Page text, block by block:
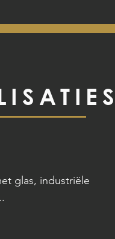
glas, industriële